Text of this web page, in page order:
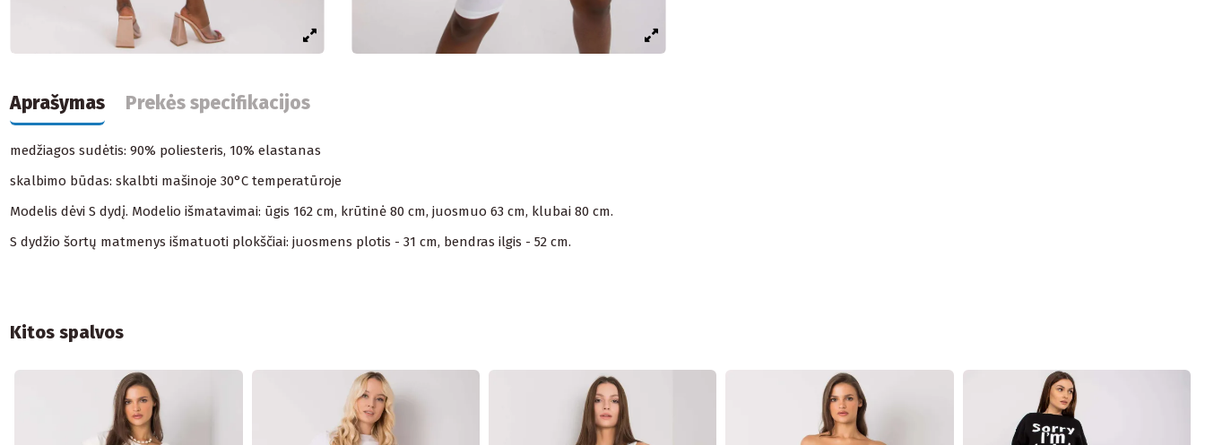
Aprašymas Prekės specifikacijos
medžiagos sudėtis: 90% poliesteris, 10% elastanas
skalbimo būdas: skalbti mašinoje 30°C temperatūroje
Modelis dėvi S dydį. Modelio išmatavimai: ūgis 162 cm, krūtinė 80 cm, juosmuo 63 cm, klubai 80 cm.
S dydžio šortų matmenys išmatuoti plokščiai: juosmens plotis - 31 cm, bendras ilgis - 52 cm.
Kitos spalvos